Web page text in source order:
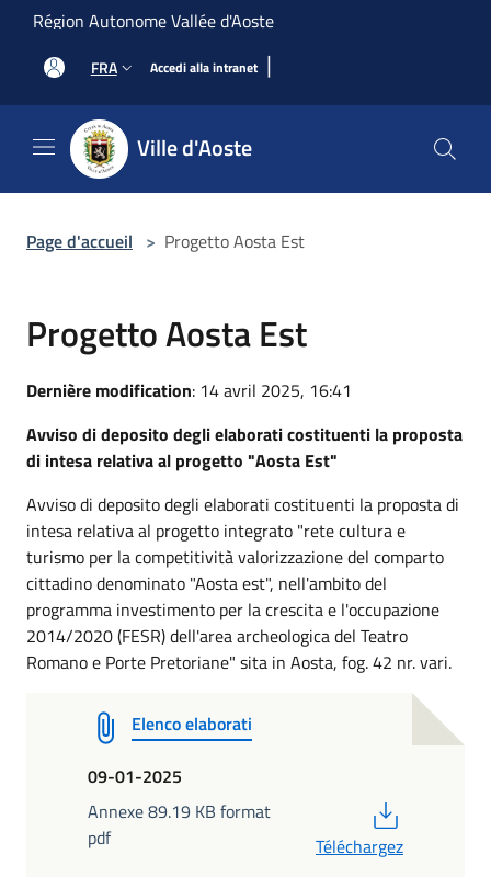
Salta al contenuto principale
Région Autonome Vallée d'Aoste
FRA Accedi alla intranet |
Ville d'Aoste
Page d'accueil > Progetto Aosta Est
Progetto Aosta Est
Dernière modification: 14 avril 2025, 16:41
Avviso di deposito degli elaborati costituenti la proposta
di intesa relativa al progetto "Aosta Est"
Avviso di deposito degli elaborati costituenti la proposta di
intesa relativa al progetto integrato "rete cultura e
turismo per la competitività valorizzazione del comparto
cittadino denominato "Aosta est", nell'ambito del
programma investimento per la crescita e l'occupazione
2014/2020 (FESR) dell'area archeologica del Teatro
Romano e Porte Pretoriane" sita in Aosta, fog. 42 nr. vari.
Elenco elaborati
09-01-2025
Annexe 89.19 KB format
pdf
Téléchargez